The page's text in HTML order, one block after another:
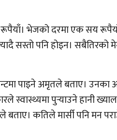
रूपैयाँ। भेजको दरमा एक सय
सस्तो पनि होइन।
पाइने अमृतले बताए। उनका
स्वास्थ्यमा पुर्‍याउने हानी
कतिले मार्सी पनि मन